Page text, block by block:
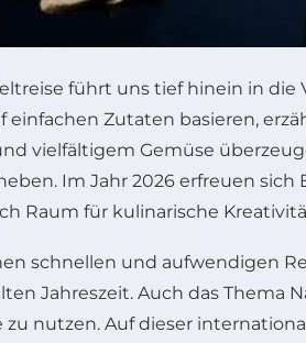
führt uns tief hinein in
einfachen Zutaten basieren,
vielfältigem Gemüse
Im Jahr 2026 erfreuen
Raum für kulinarische
schnellen und aufwendigen
Jahreszeit. Auch das
zu nutzen. Auf dieser